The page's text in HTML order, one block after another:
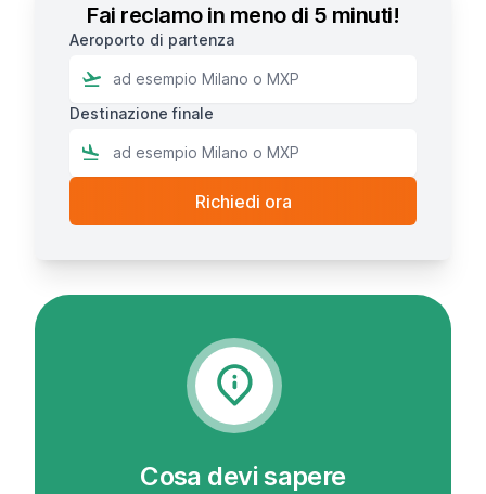
Fai reclamo in meno di 5 minuti!
Aeroporto di partenza
Destinazione finale
Cosa devi sapere